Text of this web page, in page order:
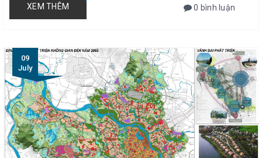
XEM THÊM 0 bình luận
09
July